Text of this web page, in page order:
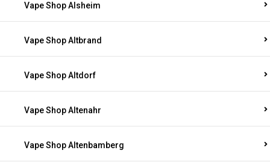
Vape Shop Alsheim
Vape Shop Altbrand
Vape Shop Altdorf
Vape Shop Altenahr
Vape Shop Altenbamberg